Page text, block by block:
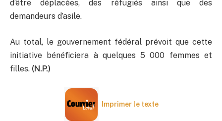
d’être déplacées, des réfugiés ainsi que des
demandeurs d’asile.
Au total, le gouvernement fédéral prévoit que cette
initiative bénéficiera à quelques 5 000 femmes et
filles. (N.P.)
Imprimer le texte